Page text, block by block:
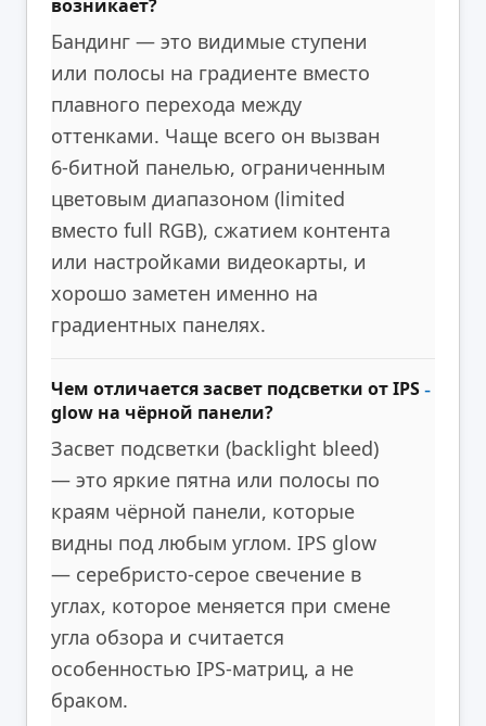
возникает?
Бандинг — это видимые ступени
или полосы на градиенте вместо
плавного перехода между
оттенками. Чаще всего он вызван
6-битной панелью, ограниченным
цветовым диапазоном (limited
вместо full RGB), сжатием контента
или настройками видеокарты, и
хорошо заметен именно на
градиентных панелях.
Чем отличается засвет подсветки от IPS
glow на чёрной панели?
Засвет подсветки (backlight bleed)
— это яркие пятна или полосы по
краям чёрной панели, которые
видны под любым углом. IPS glow
— серебристо-серое свечение в
углах, которое меняется при смене
угла обзора и считается
особенностью IPS-матриц, а не
браком.